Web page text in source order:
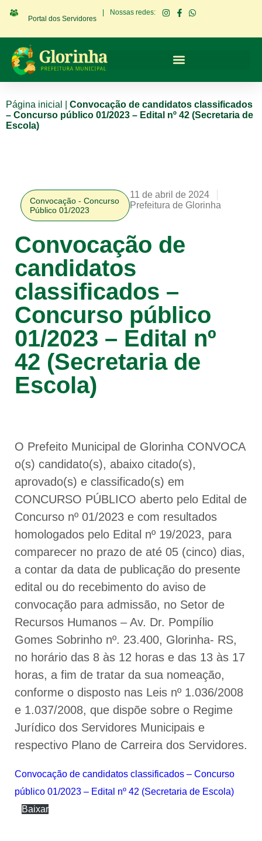
Portal dos Servidores
Nossas redes:
Página inicial
Convocação de candidatos classificados
– Concurso público 01/2023 – Edital nº 42 (Secretaria de
Escola)
Convocação - Concurso
Público 01/2023
11 de abril de 2024
Prefeitura de Glorinha
Convocação de
candidatos
classificados –
Concurso público
01/2023 – Edital nº
42 (Secretaria de
Escola)
O Prefeito Municipal de Glorinha CONVOCA
o(s) candidato(s), abaixo citado(s),
aprovado(s) e classificado(s) em
CONCURSO PÚBLICO aberto pelo Edital de
Concurso nº 01/2023 e com resultados
homologados pelo Edital nº 19/2023, para
comparecer no prazo de até 05 (cinco) dias,
a contar da data de publicação do presente
edital ou do recebimento do aviso de
convocação para admissão, no Setor de
Recursos Humanos – Av. Dr. Pompílio
Gomes Sobrinho nº. 23.400, Glorinha- RS,
no horário das 8 às 12 horas e das 13 às 17
horas, a fim de tratar da sua nomeação,
conforme o disposto nas Leis nº 1.036/2008
e 1.037/2008, que dispõe sobre o Regime
Jurídico dos Servidores Municipais e
respectivo Plano de Carreira dos Servidores.
Convocação de candidatos classificados – Concurso
público 01/2023 – Edital nº 42 (Secretaria de Escola)
Baixar